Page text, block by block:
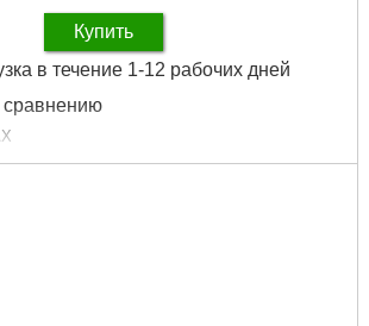
Купить
в течение 1-12 рабочих дней
сравнению